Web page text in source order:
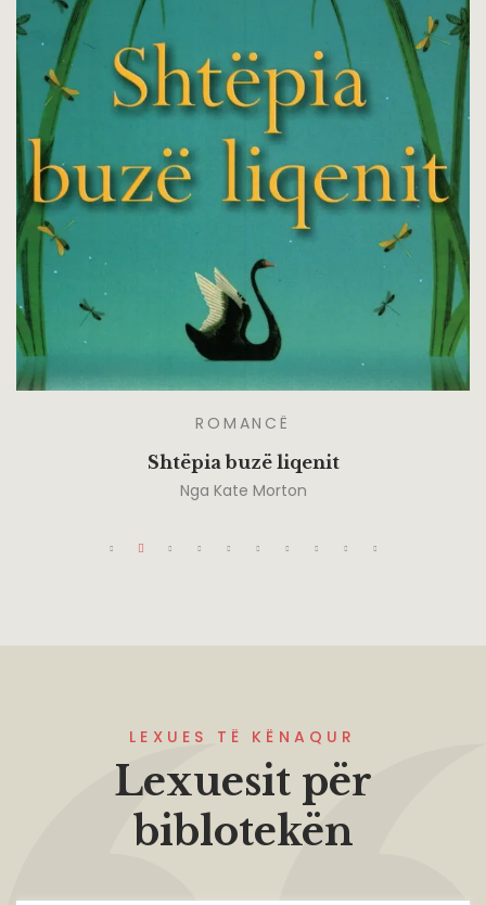
ROMANCË
Shtëpia buzë liqenit
Nga Kate Morton
LEXUES TË KËNAQUR
Lexuesit për
biblotekën